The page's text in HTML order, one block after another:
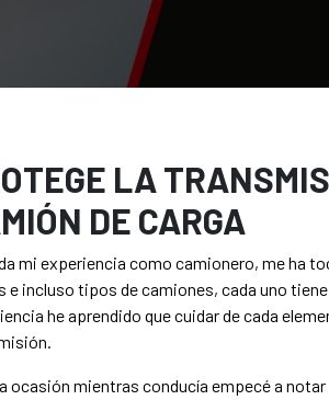
LA
DE CARGA
mi experiencia como camionero, me ha
e incluso tipos de camiones, cada uno
he aprendido que cuidar de cada
ocasión mientras conducía empecé a